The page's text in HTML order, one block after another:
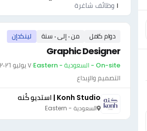
١ وظائف شاغرة
دوام كامل من ٠ إلى ٠ سنة لينكدإن
Graphic Designer
On-site - السعودية - Eastern ·٧ يوليو ٢٠٢٦
التصميم والإبداع
Konh Studio | استديو كُنه
السعودية - Eastern